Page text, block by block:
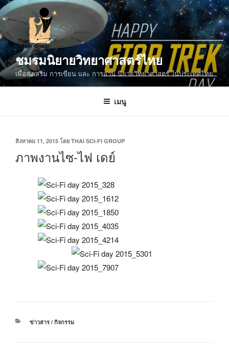
ข้าม
ไป
ยัง
บทความ
ชมรมนิยายวิทยาศาสตร์ไทย
เพื่อส่งเสริม การเขียน และ การอ่าน นิยายวิทยาศาสตร์ ในประเทศไทย
เมนู
เขียน
ที่
สิงหาคม 11, 2015 โดย THAI SCI-FI GROUP
ภาพงานไซ-ไฟ เดย์
หมวด
ข่าวสาร / กิจกรรม